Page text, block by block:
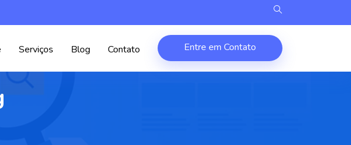
Serviços Blog Contato Entre em Contato